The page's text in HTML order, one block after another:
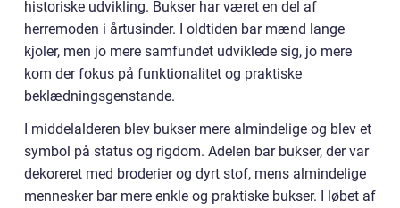
historiske udvikling. Bukser har været en del af
herremoden i årtusinder. I oldtiden bar mænd lange
kjoler, men jo mere samfundet udviklede sig, jo mere
kom der fokus på funktionalitet og praktiske
beklædningsgenstande.
I middelalderen blev bukser mere almindelige og blev et
symbol på status og rigdom. Adelen bar bukser, der var
dekoreret med broderier og dyrt stof, mens almindelige
mennesker bar mere enkle og praktiske bukser. I løbet af